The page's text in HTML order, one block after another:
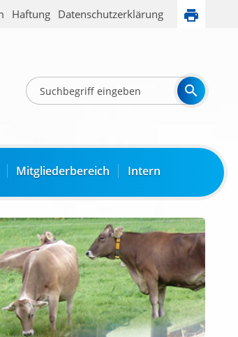
Haftung Datenschutzerklärung
Mitgliederbereich Intern